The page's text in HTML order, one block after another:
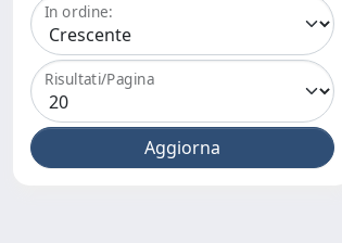
In ordine:
Risultati/Pagina